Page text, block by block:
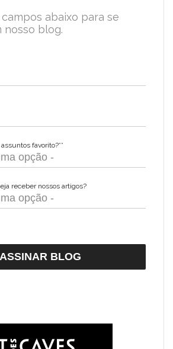
abaixo para se
nosso blog.
favorito?**
receber nossos artigos?